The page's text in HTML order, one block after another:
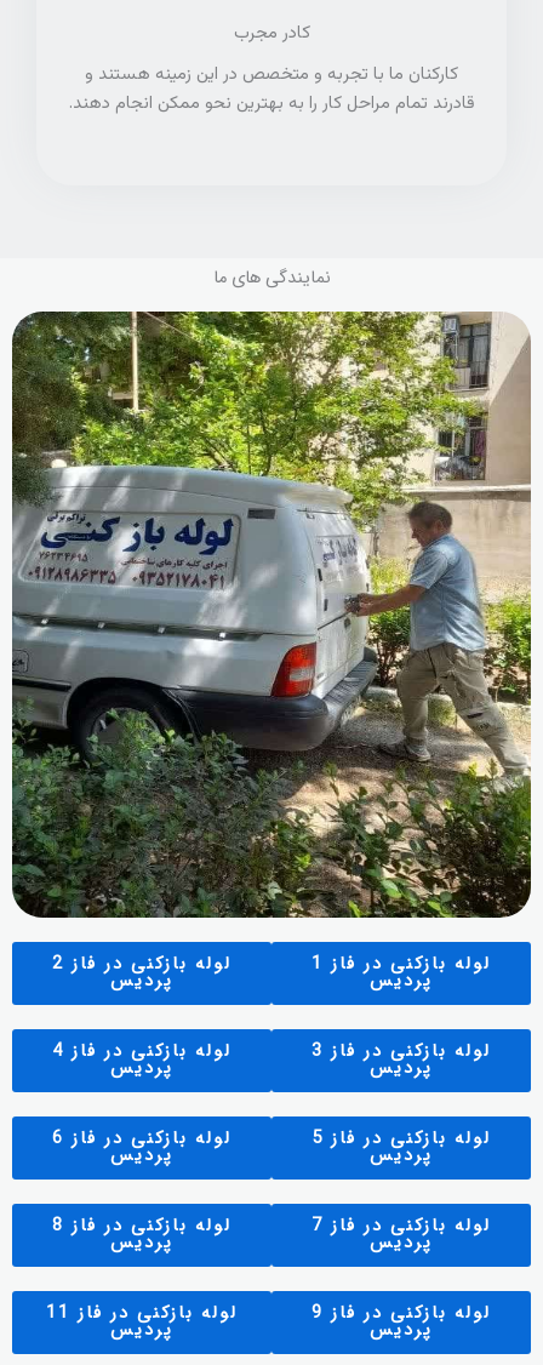
کادر مجرب
کارکنان ما با تجربه و متخصص در این زمینه هستند و
قادرند تمام مراحل کار را به بهترین نحو ممکن انجام دهند.
نمایندگی های ما
لوله بازکنی در فاز 1
پردیس
لوله بازکنی در فاز 2
پردیس
لوله بازکنی در فاز 3
پردیس
لوله بازکنی در فاز 4
پردیس
لوله بازکنی در فاز 5
پردیس
لوله بازکنی در فاز 6
پردیس
لوله بازکنی در فاز 7
پردیس
لوله بازکنی در فاز 8
پردیس
لوله بازکنی در فاز 9
پردیس
لوله بازکنی در فاز 11
پردیس